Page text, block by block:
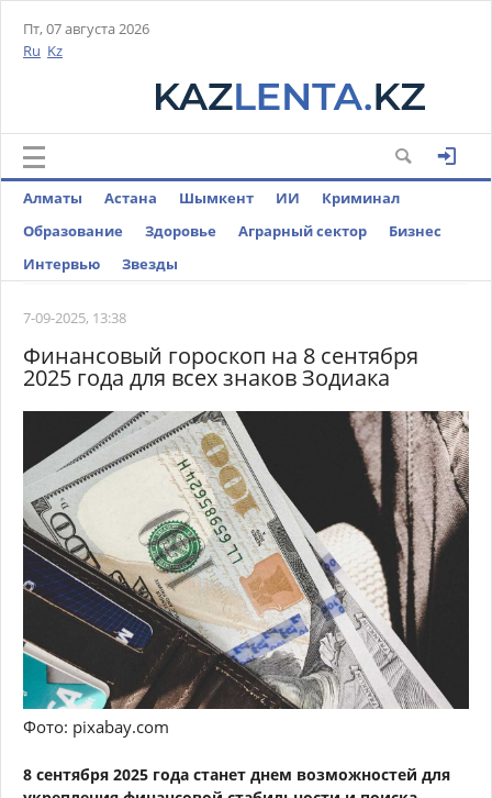
Пт, 07 августа 2026
Ru Kz
Алматы Астана Шымкент ИИ
Криминал
Образование
Здоровье Аграрный сектор
Бизнес
Интервью
Звезды
7-09-2025, 13:38
Финансовый гороскоп на 8 сентября
2025 года для всех знаков Зодиака
Фото: pixabay.com
8 сентября 2025 года станет днем возможностей для